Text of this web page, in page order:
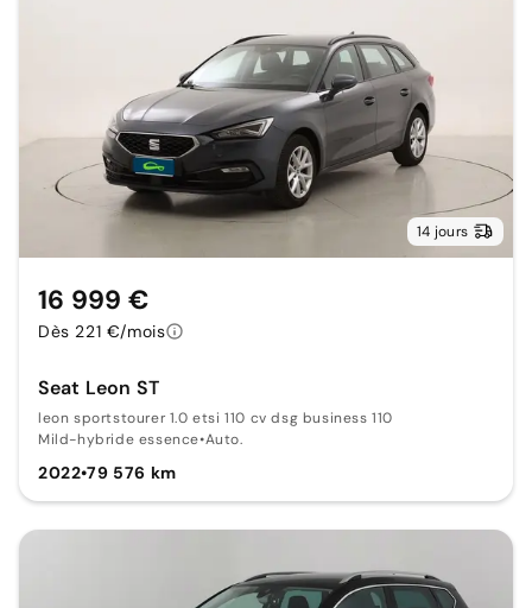
14 jours
Seat Leon ST
leon sportstourer 1.0 etsi 110 cv dsg business 110
Mild-hybride essence•Auto.
2022•79 576 km
16 999 €
Dès 221 €/mois